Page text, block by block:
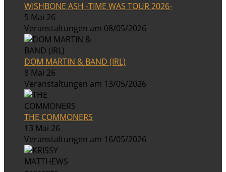
WISHBONE ASH -TIME WAS TOUR 2026-
5 Mai 26
Veranstaltungen am 08/05/2026
DOM MARTIN & BAND (IRL)
8 Mai 26
Veranstaltungen am 13/05/2026
THE COMMONERS
13 Mai 26
Veranstaltungen am 16/05/2026